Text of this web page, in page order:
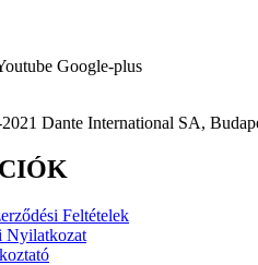
Google-plus
Dante International SA,
Feltételek
Nyilatkozat